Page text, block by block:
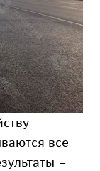
все
–